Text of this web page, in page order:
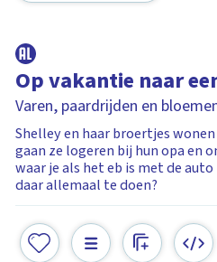
Op vakantie naar
Varen, paardrijden en
Shelley en haar broertjes
gaan ze logeren bij hun opa en
waar je als het eb is met de
daar allemaal te doen?